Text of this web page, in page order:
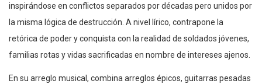
inspirándose en conflictos separados por décadas pero unidos por
la misma lógica de destrucción. A nivel lírico, contrapone la
retórica de poder y conquista con la realidad de soldados jóvenes,
familias rotas y vidas sacrificadas en nombre de intereses ajenos.
En su arreglo musical, combina arreglos épicos, guitarras pesadas